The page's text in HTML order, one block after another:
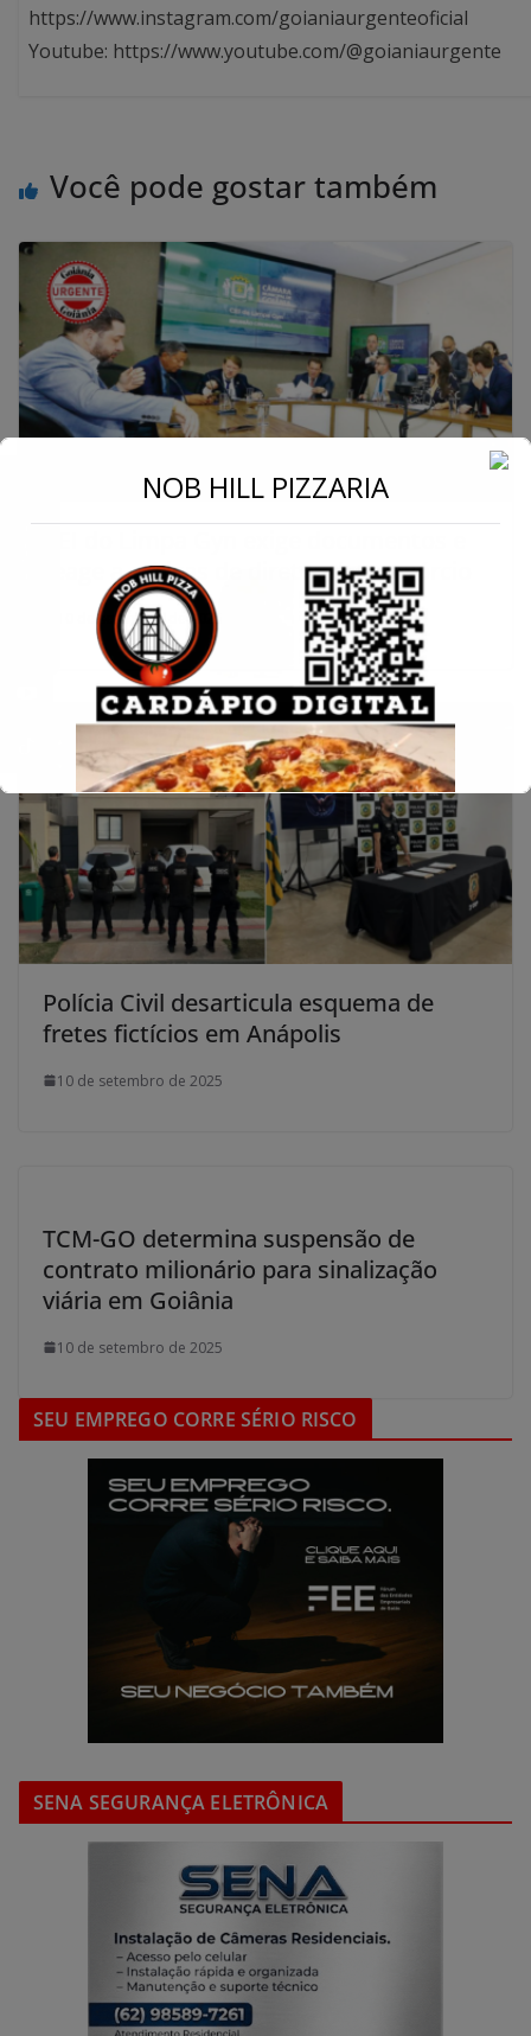
https://www.instagram.com/goianiaurgenteoficial
Youtube: https://www.youtube.com/@goianiaurgente
Você pode gostar também
reage a críticas de diretor do consórcio
10 de setembro de 2025
Polícia Civil desarticula esquema de
fretes fictícios em Anápolis
10 de setembro de 2025
TCM-GO determina suspensão de
contrato milionário para sinalização
viária em Goiânia
10 de setembro de 2025
SEU EMPREGO CORRE SÉRIO RISCO
SENA SEGURANÇA ELETRÔNICA
NOB HILL PIZZARIA